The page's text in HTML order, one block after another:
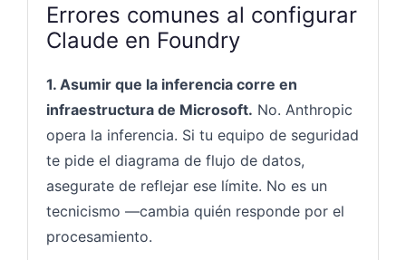
Errores comunes al configurar
Claude en Foundry
1. Asumir que la inferencia corre en
infraestructura de Microsoft. No. Anthropic
opera la inferencia. Si tu equipo de seguridad
te pide el diagrama de flujo de datos,
asegurate de reflejar ese límite. No es un
tecnicismo —cambia quién responde por el
procesamiento.